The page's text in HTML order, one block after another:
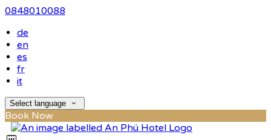
0848010088
de
en
es
fr
it
Select language
Book Now